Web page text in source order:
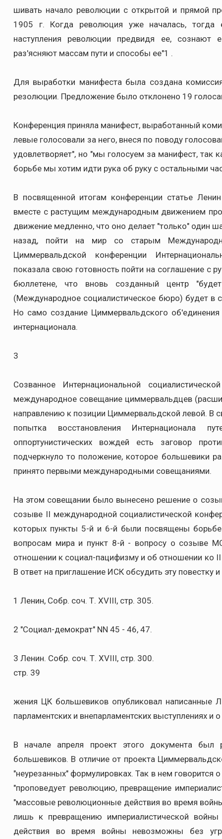
шивать начало революции с открытой и прямой
1905 г. Когда революция уже началась,
наступления революции предвидя ее, сознают
раз'ясняют массам пути и способы ее"1 .
Для выработки манифеста была создана
резолюции. Предложение было отклонено 19
Конференция приняла манифест, выработанный
левые голосовали за него, внеся по поводу
удовлетворяет", но "мы голосуем за манифест, так
борьбе мы хотим идти рука об руку с остальными
В посвященной итогам конференции статье
вместе с растущим международным движением
движение медленно, что оно делает "только" один
назад, пойти на мир со старым
Циммервальдской конференции
показала свою готовность пойти на соглашение с
бюллетене, что вновь созданный центр
(Международное социалистическое бюро) будет в
Но само создание Циммервальдского
интернационала.
3
Созванное Интернациональной
международное совещание циммервальдцев
направлению к позиции Циммервальдской левой. В
попытка восстановления Интернационала
оппортунистических вождей есть заговор
подчеркнуло то положение, которое большевики
принято первыми международными совещаниями.
На этом совещании было вынесено решение о
созыве II международной социалистической
которых пункты 5-й и 6-й были посвящены
вопросам мира и пункт 8-й - вопросу о созыве
отношении к социал-пацифизму и об отношении ко
В ответ на приглашение ИСК обсудить эту повестку
1 Ленин, Собр. соч. Т. XVIII, стр. 305.
2 "Социал-демократ" NN 45 - 46, 47.
3 Ленин. Собр. соч. Т. XVIII, стр. 300.
стр. 39
жения ЦК большевиков опубликовал написанные
парламентских и внепарламентских выступлениях и
В начале апреля проект этого документа был
большевиков. В отличие от проекта
"неурезанных" формулировках. Так в нем говорится
"проповедует революцию, превращение
"массовые революционные действия во время
лишь к превращению империалистической
действия во время войны невозможны без